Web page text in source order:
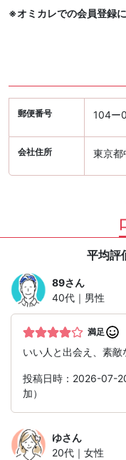
※オミカレでの会員登録
郵便番号 104ー
会社住所 東京
平均評
89さん
40代｜男性
満足
いい人と出会え、素敵
投稿日時：2026-07-
加）
ゆさん
20代｜女性